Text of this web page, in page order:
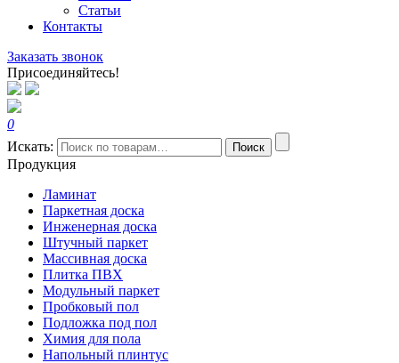
Статьи
Контакты
Заказать звонок
Присоединяйтесь!
0
Искать:
Поиск
Продукция
Ламинат
Паркетная доска
Инженерная доска
Штучный паркет
Массивная доска
Плитка ПВХ
Модульный паркет
Пробковый пол
Подложка под пол
Химия для пола
Напольный плинтус